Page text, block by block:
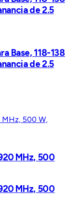
de 2.5
Base, 118-138
de 2.5
MHz, 500
MHz, 500